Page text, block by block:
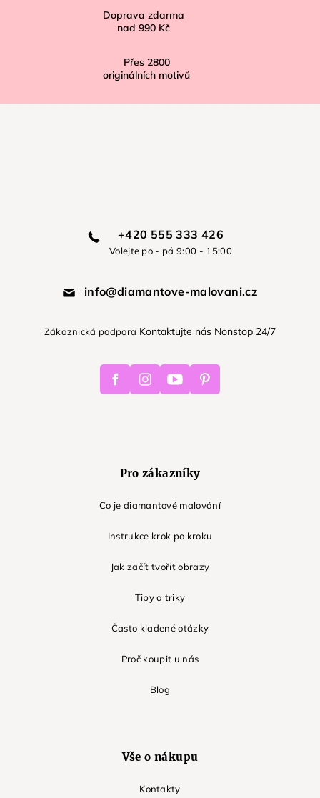
Doprava zdarma
nad 990 Kč
Přes 2800
originálních motivů
+420 555 333 426
Volejte po - pá 9:00 - 15:00
info@diamantove-malovani.cz
Zákaznická podpora Kontaktujte nás Nonstop 24/7
FacebookInstagramYoutube Pinterest
Pro zákazníky
Co je diamantové malování
Instrukce krok po kroku
Jak začít tvořit obrazy
Tipy a triky
Často kladené otázky
Proč koupit u nás
Blog
Vše o nákupu
Kontakty